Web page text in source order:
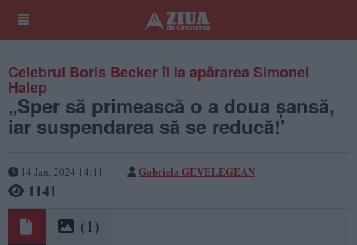
Celebrul Boris Becker îi ia apărarea Simonei
Halep
„Sper să primească o a doua șansă,
iar suspendarea să se reducă!'
14 Jan, 2024 14:11 Gabriela GEVELEGEAN
1141
(1)